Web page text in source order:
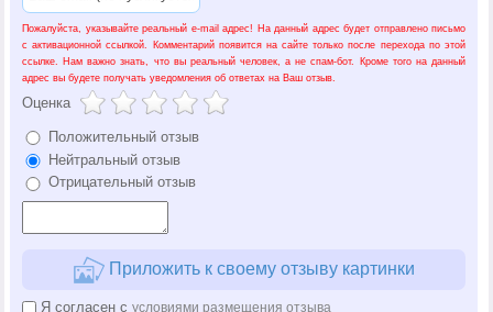
Пожалуйста, указывайте реальный e-mail адрес! На данный адрес будет отправлено письмо
с активационной ссылкой. Комментарий появится на сайте только после перехода по этой
ссылке. Нам важно знать, что вы реальный человек, а не спам-бот. Кроме того на данный
адрес вы будете получать уведомления об ответах на Ваш отзыв.
Оценка
Положительный отзыв
Нейтральный отзыв
Отрицательный отзыв
Приложить к своему отзыву картинки
Я согласен с условиями размещения отзыва